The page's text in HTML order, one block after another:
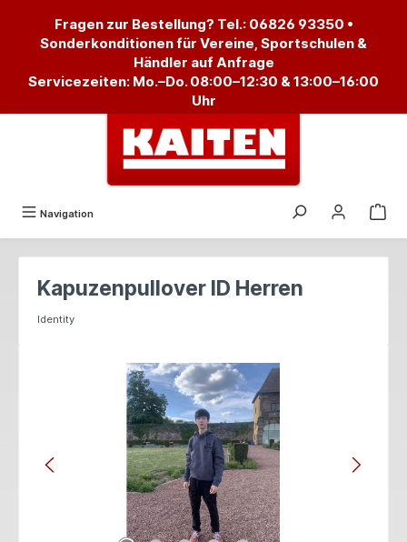
Fragen zur Bestellung? Tel.: 06826 93350 •
Sonderkonditionen für Vereine, Sportschulen &
Händler auf Anfrage
Servicezeiten: Mo.–Do. 08:00–12:30 & 13:00–16:00
Uhr
Navigation
Kapuzenpullover ID Herren
Identity
Bildergalerie überspringen